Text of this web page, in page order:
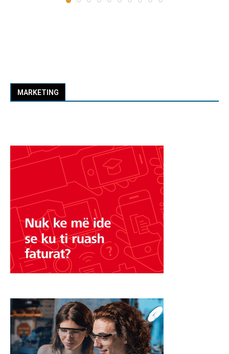
MARKETING